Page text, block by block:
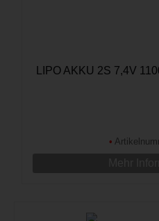
LIPO AKKU 2S 7,4V
•